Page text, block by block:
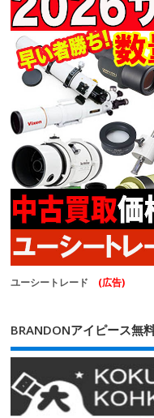
ユーシートレード (広告)
BRANDONアイピース無